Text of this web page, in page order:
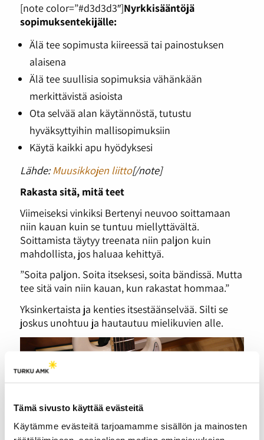
Tämä sivusto käyttää evästeitä
Käytämme evästeitä tarjoamamme sisällön ja mainosten
[note color=”#d3d3d3″]Nyrkkisääntöjä
sopimuksentekijälle:
Älä tee sopimusta kiireessä tai painostuksen
alaisena
Älä tee suullisia sopimuksia vähänkään
merkittävistä asioista
Ota selvää alan käytännöstä, tutustu
hyväksyttyihin mallisopimuksiin
Käytä kaikki apu hyödyksesi
Lähde:Muusikkojen liitto[/note]
Rakasta sitä, mitä teet
Viimeiseksi vinkiksi Bertenyi neuvoo soittamaan
niin kauan kuin se tuntuu miellyttävältä.
Soittamista täytyy treenata niin paljon kuin
mahdollista, jos haluaa kehittyä.
”Soita paljon. Soita itseksesi, soita bändissä. Mutta
tee sitä vain niin kauan, kun rakastat hommaa.”
Yksinkertaista ja kenties itsestäänselvää. Silti se
joskus unohtuu ja hautautuu mielikuvien alle.